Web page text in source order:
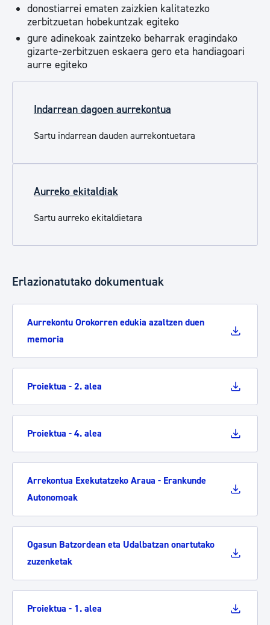
donostiarrei ematen zaizkien kalitatezko
zerbitzuetan hobekuntzak egiteko
gure adinekoak zaintzeko beharrak eragindako
gizarte-zerbitzuen eskaera gero eta handiagoari
aurre egiteko
Indarrean dagoen aurrekontua
Sartu indarrean dauden aurrekontuetara
Aurreko ekitaldiak
Sartu aurreko ekitaldietara
Erlazionatutako dokumentuak
Aurrekontu Orokorren edukia azaltzen duen
memoria
Proiektua - 2. alea
Proiektua - 4. alea
Arrekontua Exekutatzeko Araua - Erankunde
Autonomoak
Ogasun Batzordean eta Udalbatzan onartutako
zuzenketak
Proiektua - 1. alea